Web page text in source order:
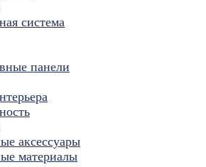
система
панели
аксессуары
материалы